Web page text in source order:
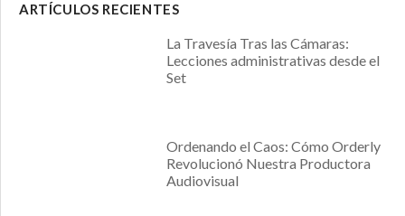
ARTÍCULOS RECIENTES
La Travesía Tras las Cámaras:
Lecciones administrativas desde el
Set
Ordenando el Caos: Cómo Orderly
Revolucionó Nuestra Productora
Audiovisual